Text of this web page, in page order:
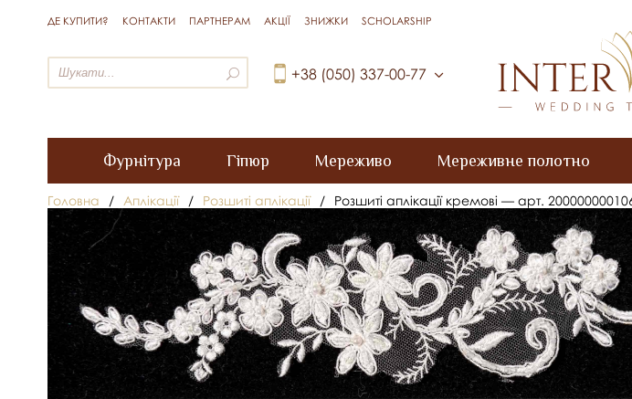
ДЕ КУПИТИ? КОНТАКТИ ПАРТНЕРАМ АКЦІЇ ЗНИЖКИ SCHOLARSHIP
+38 (050) 337-00-77
Фурнітура Гіпюр Мереживо Мереживне полотно
Головна / Аплікації / Розшиті аплікації / Розшиті аплікації кремові — арт.